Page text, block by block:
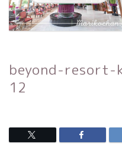
beyond-resort-
12